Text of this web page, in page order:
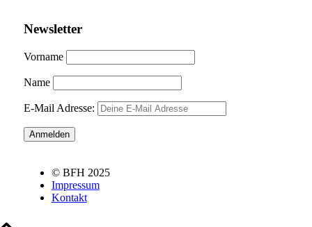
Newsletter
Vorname
Name
E-Mail Adresse:
© BFH 2025
Impressum
Kontakt